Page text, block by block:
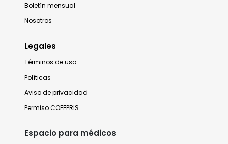
Boletín mensual
Nosotros
Legales
Términos de uso
Políticas
Aviso de privacidad
Permiso COFEPRIS
Espacio para médicos